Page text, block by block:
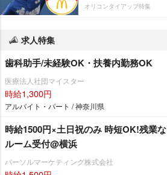
オリコンタイアップ特集
求人特集
歯科助手/未経験OK・扶養内勤務OK
医療法人社団マイスター
時給1,300円
アルバイト・パート / 神奈川県
時給1500円×土日祝のみ 時短OK!残業
ルーム受付@横浜
パーソルマーケティング株式会社